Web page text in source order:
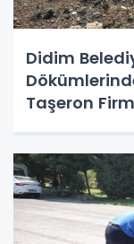
Didim
Taşeron